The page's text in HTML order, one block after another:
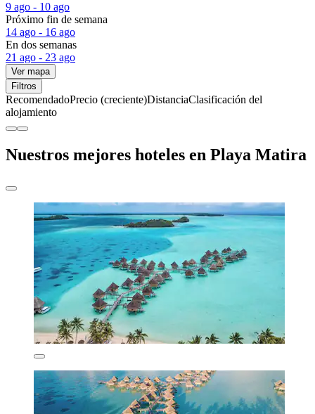
9 ago - 10 ago
Próximo fin de semana
14 ago - 16 ago
En dos semanas
21 ago - 23 ago
Ver mapa
Filtros
RecomendadoPrecio (creciente)DistanciaClasificación del
alojamiento
Nuestros mejores hoteles en Playa Matira